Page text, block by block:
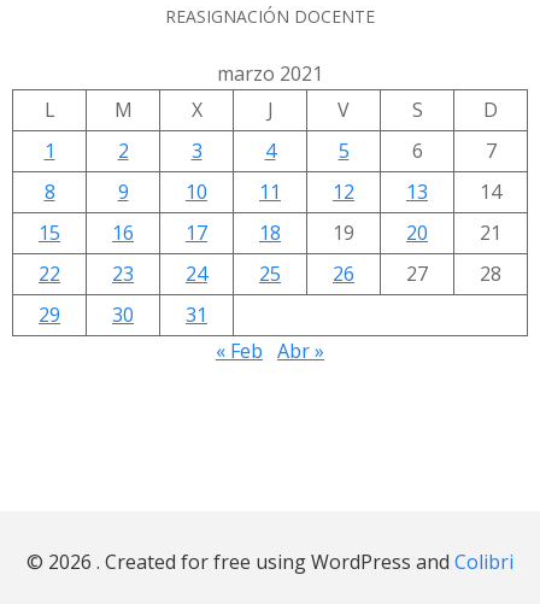
REASIGNACIÓN DOCENTE
marzo 2021
L
M X J V S
D
1
2 3 4 5 6
7
8
9 10 11 12 13
14
15
16 17 18 19 20
21
22
23 24 25 26 27
28
29
30
31
« Feb Abr »
© 2026 . Created for free using WordPress and Colibri